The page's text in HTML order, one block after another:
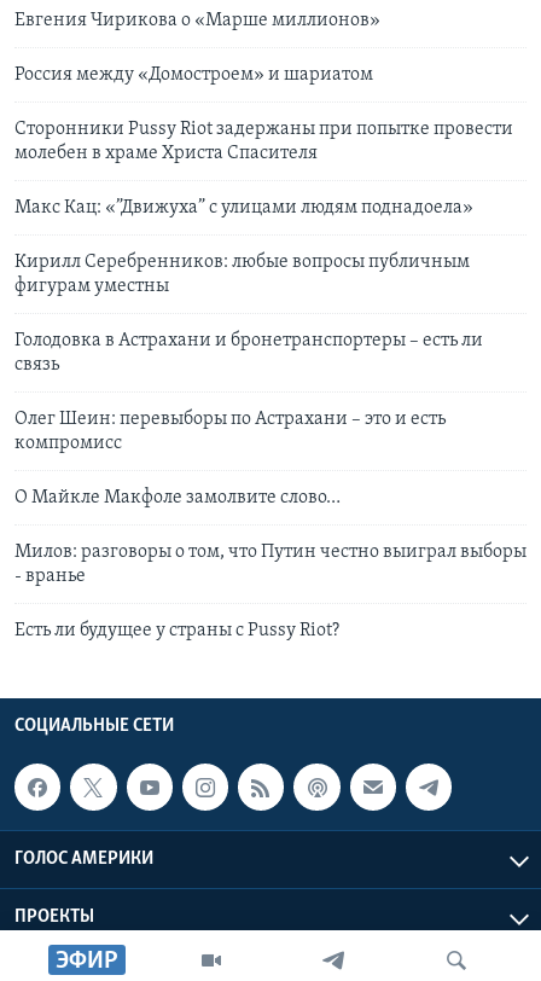
ЭФИР
Евгения Чирикова о «Марше миллионов»
Россия между «Домостроем» и шариатом
Сторонники Pussy Riot задержаны при попытке провести
молебен в храме Христа Спасителя
Макс Кац: «”Движуха” с улицами людям поднадоела»
Кирилл Серебренников: любые вопросы публичным
фигурам уместны
Голодовка в Астрахани и бронетранспортеры – есть ли
связь
Олег Шеин: перевыборы по Астрахани – это и есть
компромисс
О Майкле Макфоле замолвите слово…
Милов: разговоры о том, что Путин честно выиграл выборы
- вранье
Есть ли будущее у страны с Pussy Riot?
СОЦИАЛЬНЫЕ СЕТИ
ГОЛОС АМЕРИКИ
ПРОЕКТЫ